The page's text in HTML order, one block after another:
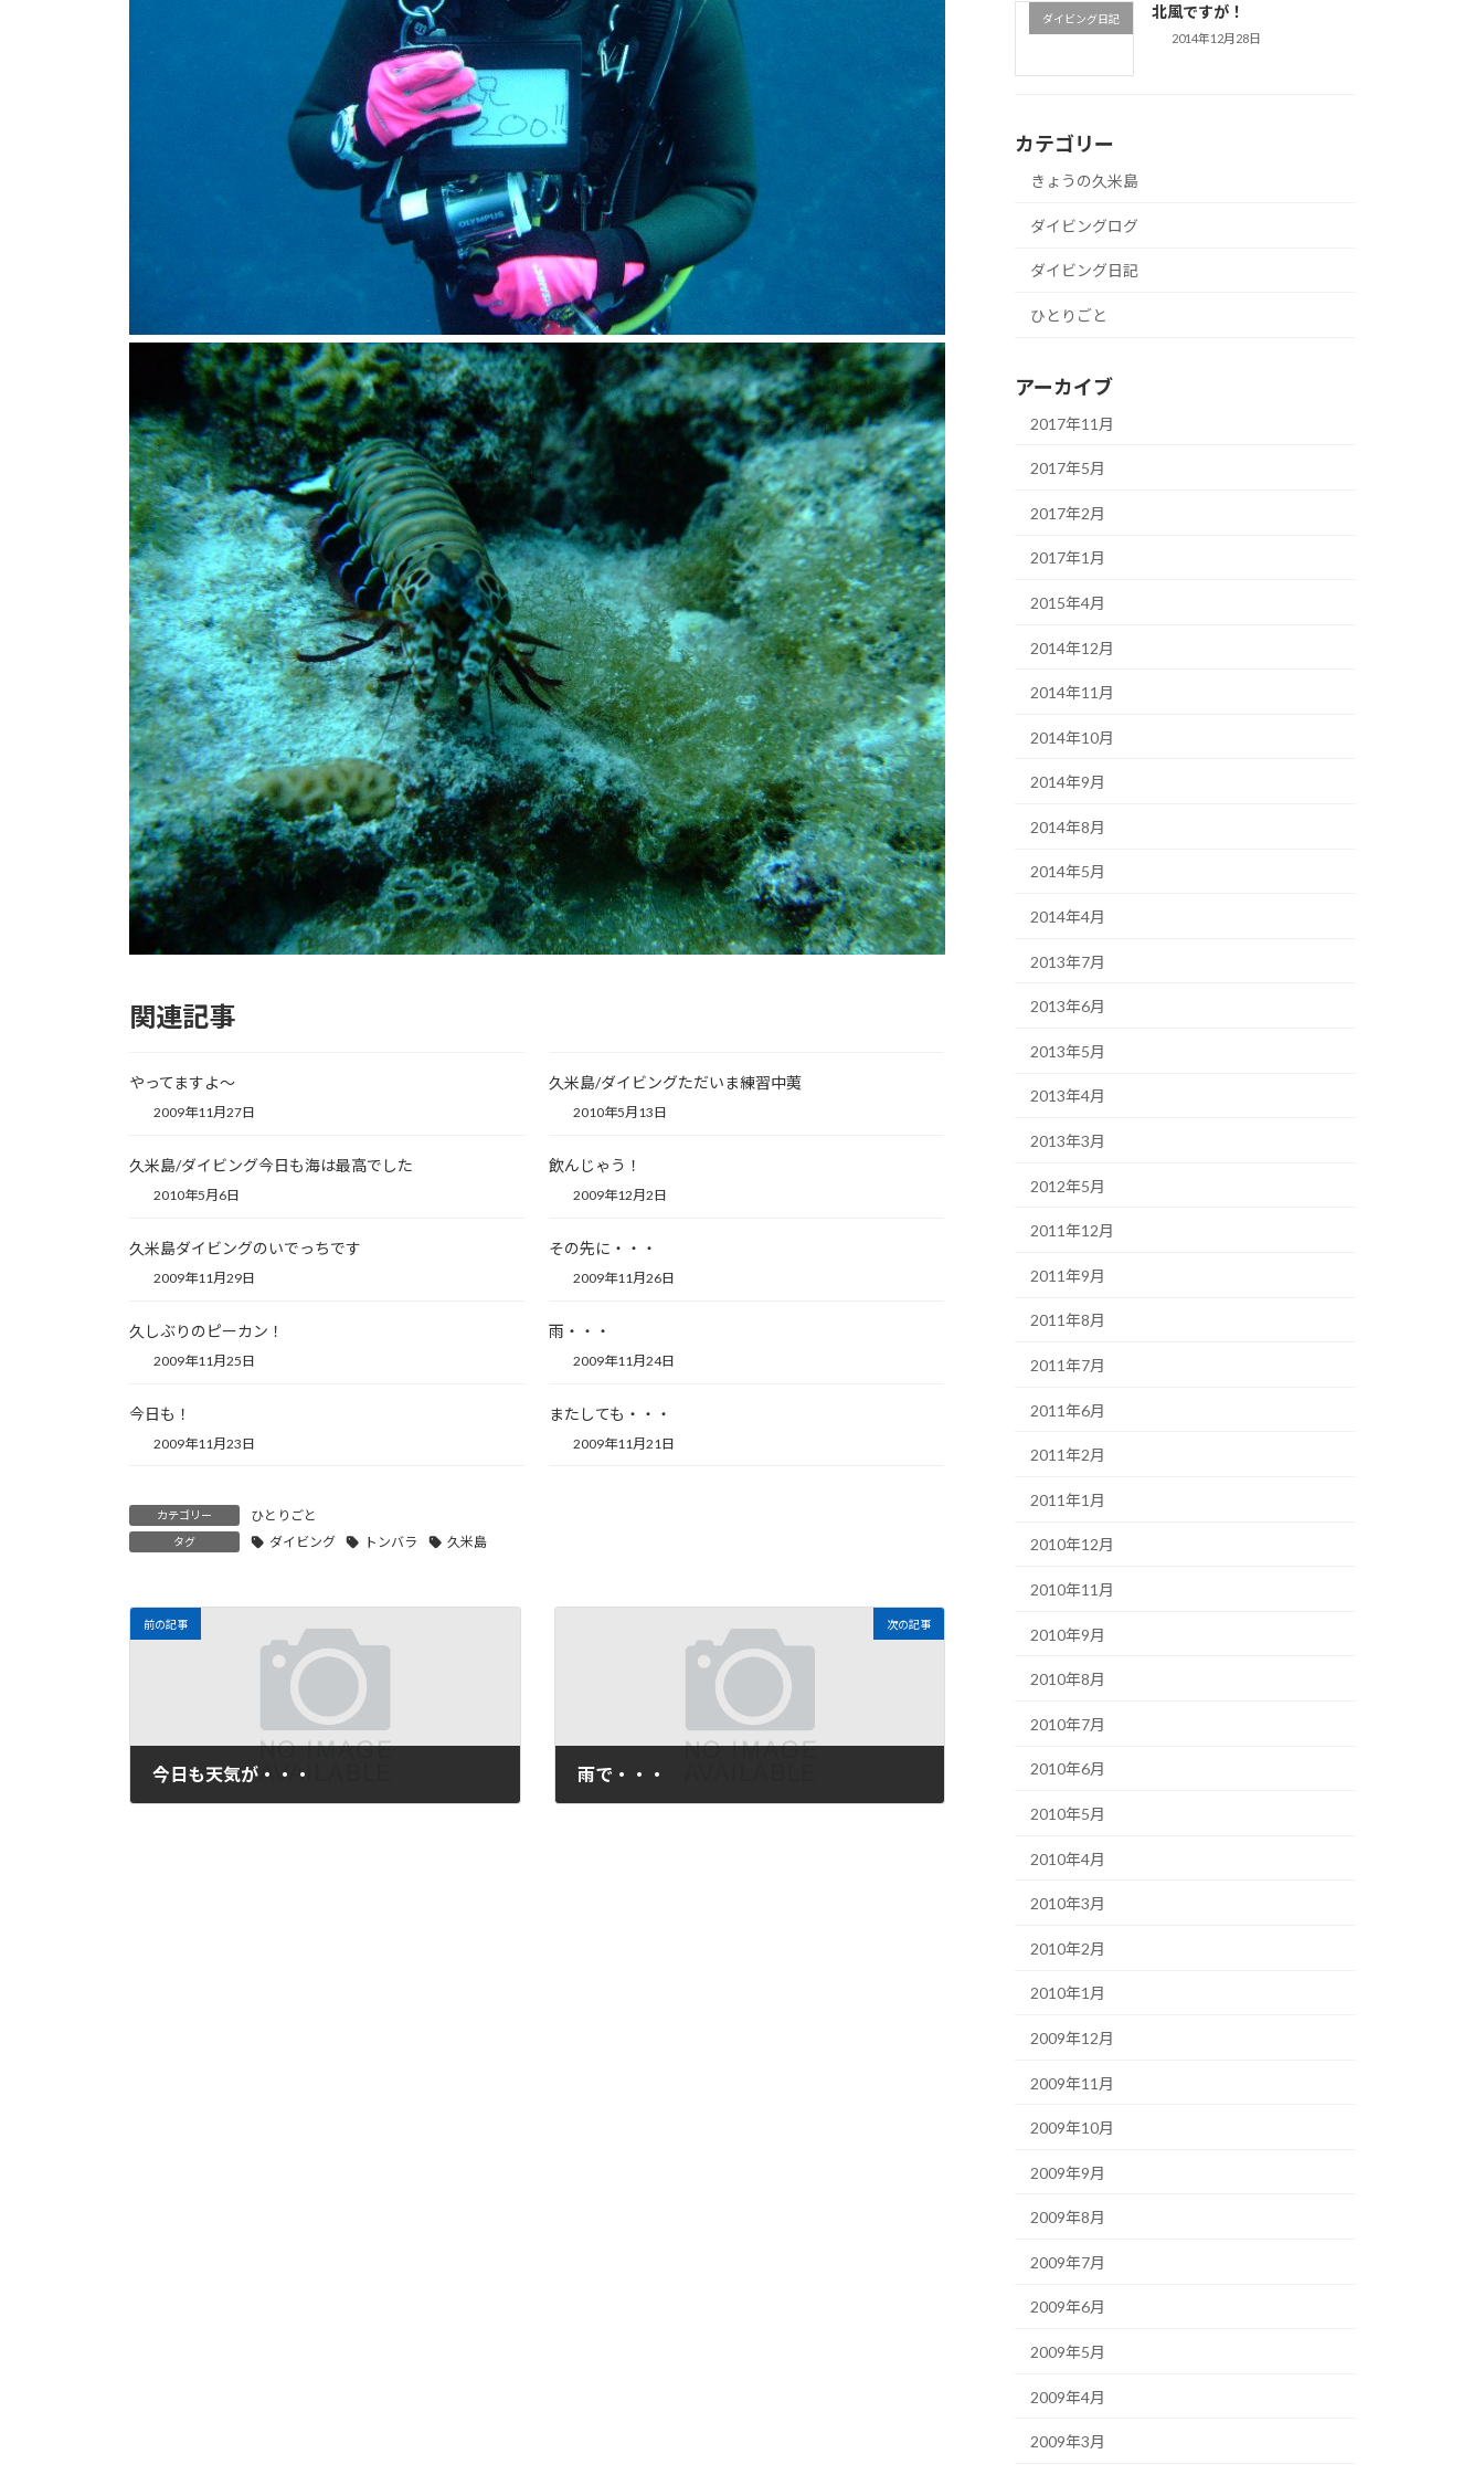
関連記事
やってますよ～
2009年11月27日
久米島/ダイビングただいま練習中荑
2010年5月13日
久米島/ダイビング今日も海は最高でした
2010年5月6日
飲んじゃう！
2009年12月2日
久米島ダイビングのいでっちです
2009年11月29日
その先に・・・
2009年11月26日
久しぶりのピーカン！
2009年11月25日
雨・・・
2009年11月24日
今日も！
2009年11月23日
またしても・・・
2009年11月21日
カテゴリー ひとりごと
タグ ダイビング トンバラ 久米島
前の記事
今日も天気が・・・
次の記事
雨で・・・
ダイビング日記 北風ですが！
2014年12月28日
カテゴリー
きょうの久米島
ダイビングログ
ダイビング日記
ひとりごと
アーカイブ
2017年11月
2017年5月
2017年2月
2017年1月
2015年4月
2014年12月
2014年11月
2014年10月
2014年9月
2014年8月
2014年5月
2014年4月
2013年7月
2013年6月
2013年5月
2013年4月
2013年3月
2012年5月
2011年12月
2011年9月
2011年8月
2011年7月
2011年6月
2011年2月
2011年1月
2010年12月
2010年11月
2010年9月
2010年8月
2010年7月
2010年6月
2010年5月
2010年4月
2010年3月
2010年2月
2010年1月
2009年12月
2009年11月
2009年10月
2009年9月
2009年8月
2009年7月
2009年6月
2009年5月
2009年4月
2009年3月